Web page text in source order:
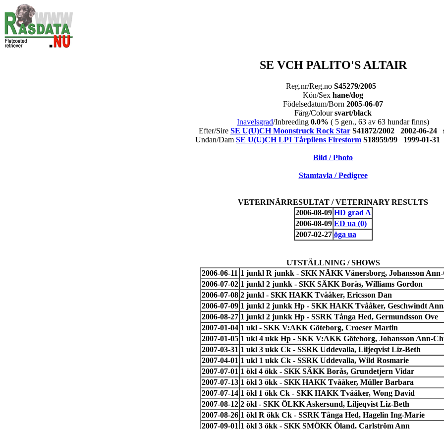
SE VCH PALITO'S ALTAIR
Reg.nr/Reg.no S45279/2005
Kön/Sex hane/dog
Födelsedatum/Born 2005-06-07
Färg/Coloursvart/black
Inavelsgrad/Inbreeding 0.0% ( 5 gen., 63 av 63 hundar finns)
Efter/Sire SE U(U)CH Moonstruck Rock StarS41872/2002 2002-06-
Undan/Dam SE U(U)CH LPI Tårpilens Firestorm S18959/99 1999-01-
Bild / Photo
Stamtavla / Pedigree
VETERINÄRRESULTAT / VETERINARY RESULTS
2006-08-09 HD grad A
2006-08-09 ED ua (0)
2007-02-27 öga ua
UTSTÄLLNING / SHOWS
2006-06-11 1 junkl R junkk - SKK NÄKK Vänersborg, Johansson
2006-07-02 1 junkl 2 junkk - SKK SÄKK Borås, Williams Gordon
2006-07-08 2 junkl - SKK HAKK Tvååker, Ericsson Dan
2006-07-09 1 junkl 2 junkk Hp - SKK HAKK Tvååker, Geschwindt
2006-08-27 1 junkl 2 junkk Hp - SSRK Tånga Hed, Germundsson Ove
2007-01-04 1 ukl - SKK V:AKK Göteborg, Croeser Martin
2007-01-05 1 ukl 4 ukk Hp - SKK V:AKK Göteborg, Johansson Ann-
2007-03-31 1 ukl 3 ukk Ck - SSRK Uddevalla, Liljeqvist Liz-Beth
2007-04-01 1 ukl 1 ukk Ck - SSRK Uddevalla, Wild Rosmarie
2007-07-01 1 ökl 4 ökk - SKK SÄKK Borås, Grundetjern Vidar
2007-07-13 1 ökl 3 ökk - SKK HAKK Tvååker, Müller Barbara
2007-07-14 1 ökl 1 ökk Ck - SKK HAKK Tvååker, Wong David
2007-08-12 2 ökl - SKK ÖLKK Askersund, Liljeqvist Liz-Beth
2007-08-26 1 ökl R ökk Ck - SSRK Tånga Hed, Hagelin Ing-Marie
2007-09-01 1 ökl 3 ökk - SKK SMÖKK Öland, Carlström Ann